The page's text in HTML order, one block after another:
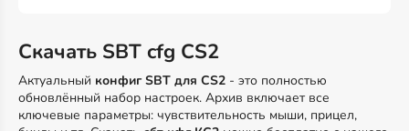
Скачать SBT cfg CS2
Актуальный конфиг SBT для CS2 - это полностью
обновлённый набор настроек. Архив включает все
ключевые параметры: чувствительность мыши, прицел,